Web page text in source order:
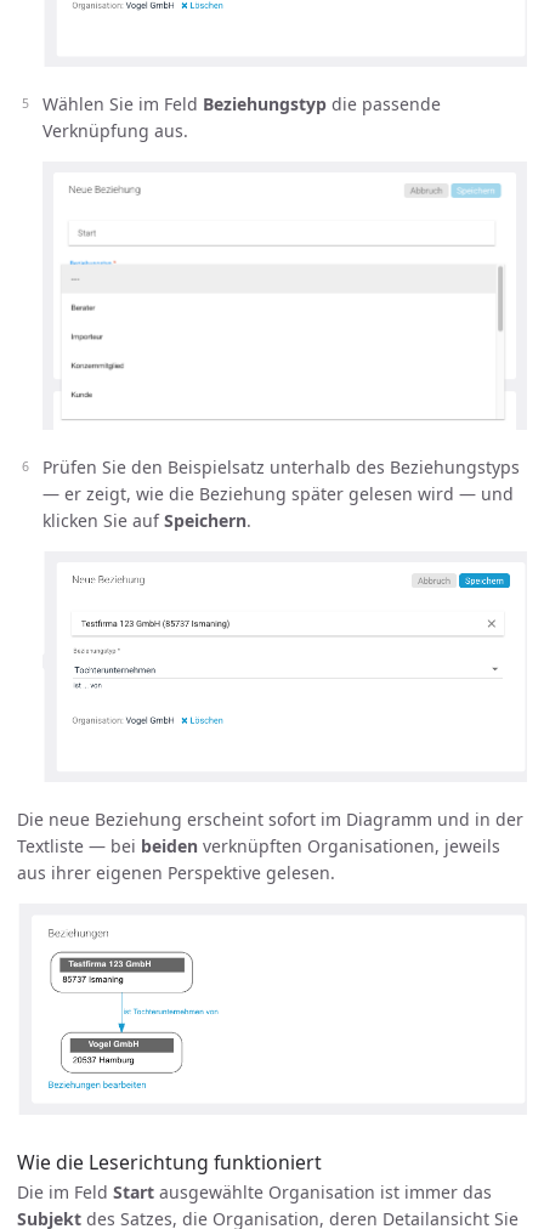
Wählen Sie im Feld Beziehungstyp die passende
Verknüpfung aus.
Prüfen Sie den Beispielsatz unterhalb des Beziehungstyps
— er zeigt, wie die Beziehung später gelesen wird — und
klicken Sie aufSpeichern.
Die neue Beziehung erscheint sofort im Diagramm und in der
Textliste — bei beiden verknüpften Organisationen, jeweils
aus ihrer eigenen Perspektive gelesen.
Wie die Leserichtung funktioniert
Die im Feld Start ausgewählte Organisation ist immer das
Subjekt des Satzes, die Organisation, deren Detailansicht Sie